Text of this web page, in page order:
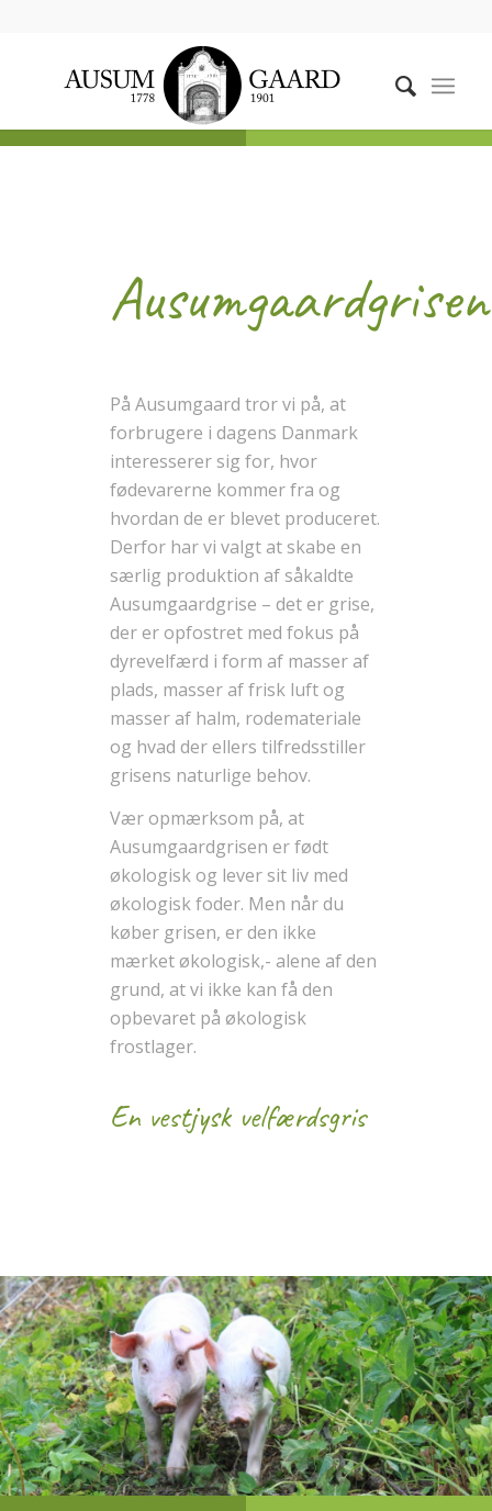
Ausumgaardgrisen
På Ausumgaard tror vi på, at
forbrugere i dagens Danmark
interesserer sig for, hvor
fødevarerne kommer fra og
hvordan de er blevet produceret.
Derfor har vi valgt at skabe en
særlig produktion af såkaldte
Ausumgaardgrise – det er grise,
der er opfostret med fokus på
dyrevelfærd i form af masser af
plads, masser af frisk luft og
masser af halm, rodemateriale
og hvad der ellers tilfredsstiller
grisens naturlige behov.
Vær opmærksom på, at
Ausumgaardgrisen er født
økologisk og lever sit liv med
økologisk foder. Men når du
køber grisen, er den ikke
mærket økologisk,- alene af den
grund, at vi ikke kan få den
opbevaret på økologisk
frostlager.
En vestjysk velfærdsgris